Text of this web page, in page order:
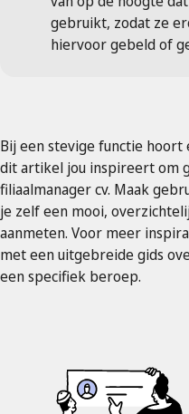
gebruikt, zodat ze
hiervoor gebeld of
Bij een stevige functie
dit artikel jou inspireert om
filiaalmanager cv. Maak
je zelf een mooi,
aanmeten. Voor meer
met een uitgebreide gids
een specifiek beroep.